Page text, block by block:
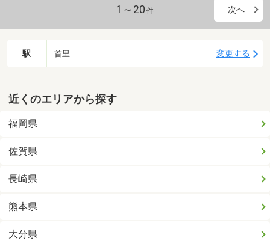
1～20 件 次へ
駅 首里 変更する
近くのエリアから探す
福岡県
佐賀県
長崎県
熊本県
大分県